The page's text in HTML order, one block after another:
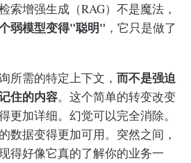
索增强生成（RAG）不是魔法，
弱模型变得"聪明" ，它只是做了
所需的特定上下文， 而不是强迫
住的内容。这个简单的转变改变
更加详细。幻觉可以完全消除。
数据变得更加可用。突然之间，
得好像它真的了解你的业务一